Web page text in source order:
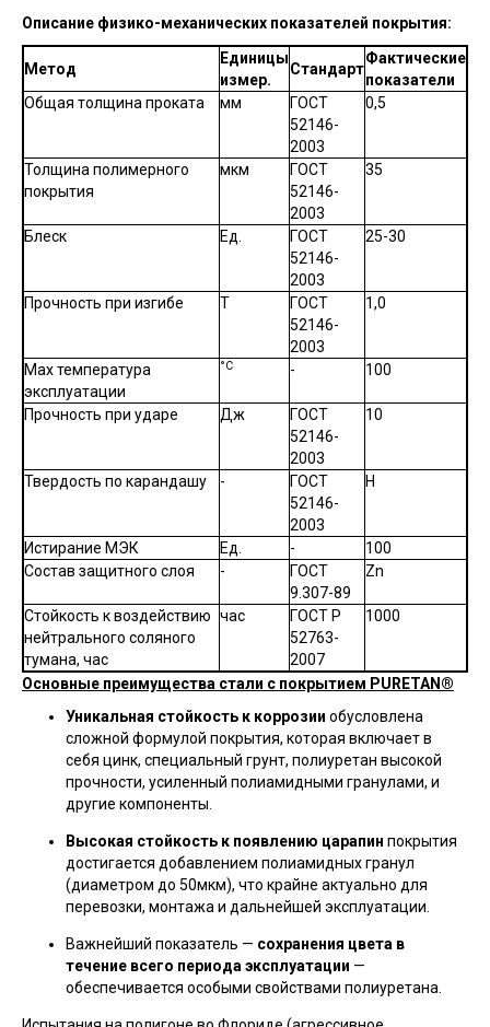
Описание физико-механических показателей покрытия:
Метод
Единицы
измер.
Стандарт
Фактические
показатели
Общая толщина проката
мм
ГОСТ
52146-
2003
0,5
Толщина полимерного
покрытия
мкм
ГОСТ
52146-
2003
35
Блеск Ед.
ГОСТ
52146-
2003
25-30
Прочность при изгибе T
ГОСТ
52146-
2003
1,0
Max температура
эксплуатации
°C - 100
Прочность при ударе Дж
ГОСТ
52146-
2003
10
Твердость по карандашу -
ГОСТ
52146-
2003
Н
Истирание МЭК Ед. -
100
Состав защитного слоя
-
ГОСТ
9.307-89
Zn
Стойкость к воздействию
нейтрального соляного
тумана, час
час
ГОСТ Р
52763-
2007
1000
Основные преимущества стали с покрытием PURETAN®
Уникальная стойкость к коррозии обусловлена
сложной формулой покрытия, которая включает в
себя цинк, специальный грунт, полиуретан высокой
прочности, усиленный полиамидными гранулами, и
другие компоненты.
Высокая стойкость к появлению царапин покрытия
достигается добавлением полиамидных гранул
(диаметром до 50мкм), что крайне актуально для
перевозки, монтажа и дальнейшей эксплуатации.
Важнейший показатель — сохранения цвета в
течение всего периода эксплуатации —
обеспечивается особыми свойствами полиуретана.